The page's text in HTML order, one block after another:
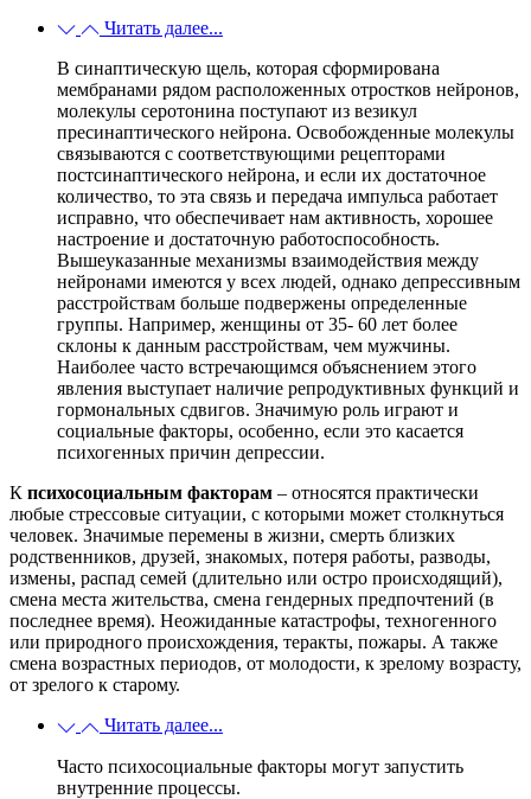
Читать далее...
В синаптическую щель, которая сформирована
мембранами рядом расположенных отростков нейронов,
молекулы серотонина поступают из везикул
пресинаптического нейрона. Освобожденные молекулы
связываются с соответствующими рецепторами
постсинаптического нейрона, и если их достаточное
количество, то эта связь и передача импульса работает
исправно, что обеспечивает нам активность, хорошее
настроение и достаточную работоспособность.
Вышеуказанные механизмы взаимодействия между
нейронами имеются у всех людей, однако депрессивным
расстройствам больше подвержены определенные
группы. Например, женщины от 35- 60 лет более
склоны к данным расстройствам, чем мужчины.
Наиболее часто встречающимся объяснением этого
явления выступает наличие репродуктивных функций и
гормональных сдвигов. Значимую роль играют и
социальные факторы, особенно, если это касается
психогенных причин депрессии.
К психосоциальным факторам – относятся практически
любые стрессовые ситуации, с которыми может столкнуться
человек. Значимые перемены в жизни, смерть близких
родственников, друзей, знакомых, потеря работы, разводы,
измены, распад семей (длительно или остро происходящий),
смена места жительства, смена гендерных предпочтений (в
последнее время). Неожиданные катастрофы, техногенного
или природного происхождения, теракты, пожары. А также
смена возрастных периодов, от молодости, к зрелому возрасту,
от зрелого к старому.
Читать далее...
Часто психосоциальные факторы могут запустить
внутренние процессы.